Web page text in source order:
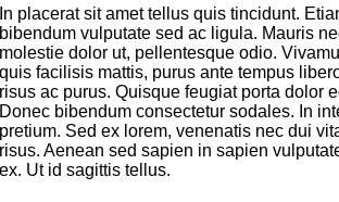
In placerat sit amet tellus quis tincidunt.
bibendum vulputate sed ac ligula. Mauris
molestie dolor ut, pellentesque odio.
quis facilisis mattis, purus ante tempus
risus ac purus. Quisque feugiat porta dolor
Donec bibendum consectetur sodales. In
pretium. Sed ex lorem, venenatis nec dui
risus. Aenean sed sapien in sapien
ex. Ut id sagittis tellus.